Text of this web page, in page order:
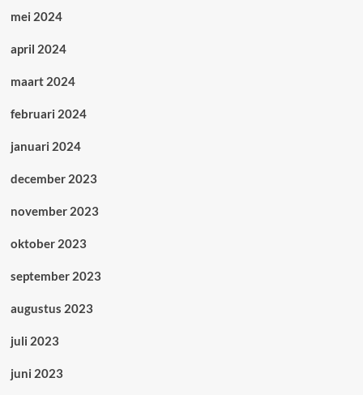
mei 2024
april 2024
maart 2024
februari 2024
januari 2024
december 2023
november 2023
oktober 2023
september 2023
augustus 2023
juli 2023
juni 2023